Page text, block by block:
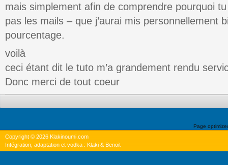
mais simplement afin de comprendre pourquoi
pas les mails – que j’aurai mis personnellement
pourcentage.
voilà
ceci étant dit le tuto m’a grandement rendu
Donc merci de tout coeur
Page
Copyright © 2026 Klakinoumi.com
Intégration, adaptation et vodka : Klaki & Benoit